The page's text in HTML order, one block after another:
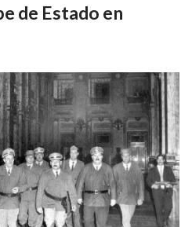
de Estado en